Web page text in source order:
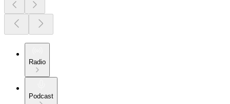
Radio
Podcast